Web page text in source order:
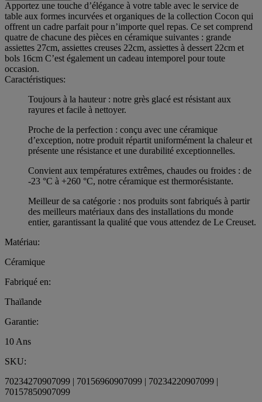
Apportez une touche d’élégance à votre table avec le service de
table aux formes incurvées et organiques de la collection Cocon qui
offrent un cadre parfait pour n’importe quel repas. Ce set comprend
quatre de chacune des pièces en céramique suivantes : grande
assiettes 27cm, assiettes creuses 22cm, assiettes à dessert 22cm et
bols 16cm C’est également un cadeau intemporel pour toute
occasion.
Caractéristiques:
Toujours à la hauteur : notre grès glacé est résistant aux
rayures et facile à nettoyer.
Proche de la perfection : conçu avec une céramique
d’exception, notre produit répartit uniformément la chaleur et
présente une résistance et une durabilité exceptionnelles.
Convient aux températures extrêmes, chaudes ou froides : de
-23 °C à +260 °C, notre céramique est thermorésistante.
Meilleur de sa catégorie : nos produits sont fabriqués à partir
des meilleurs matériaux dans des installations du monde
entier, garantissant la qualité que vous attendez de Le Creuset.
Matériau:
Céramique
Fabriqué en:
Thaïlande
Garantie:
10 Ans
SKU:
70234270907099 | 70156960907099 | 70234220907099 |
70157850907099